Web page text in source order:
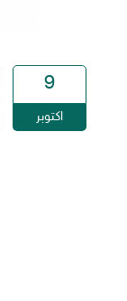
9
اكتوبر